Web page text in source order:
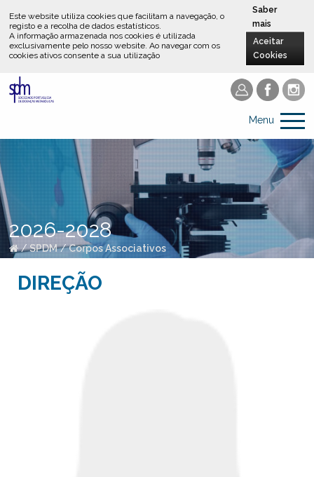
Este website utiliza cookies que facilitam a navegação, o
registo e a recolha de dados estatísticos.
A informação armazenada nos cookies é utilizada
exclusivamente pelo nosso website.Ao navegar com os
cookies ativos consente a sua utilização
Saber
mais
Aceitar
Cookies
Menu
2026-2028
/ SPDM / Corpos Associativos
DIREÇÃO